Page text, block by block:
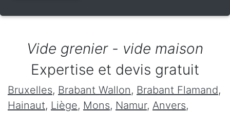
Vide grenier - vide maison
Expertise et devis gratuit
Bruxelles, Brabant Wallon, Brabant Flamand,
Hainaut, Liège, Mons, Namur, Anvers,